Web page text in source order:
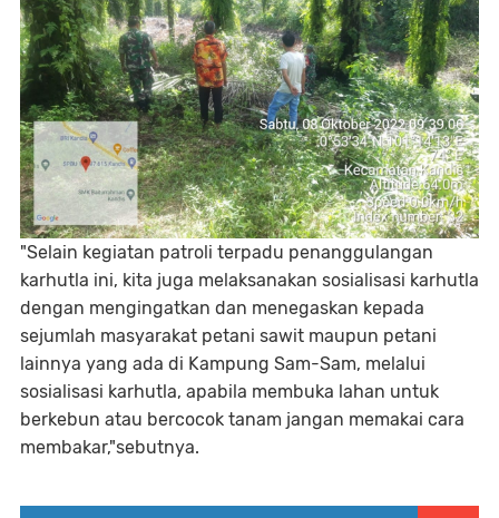
"Selain kegiatan patroli terpadu penanggulangan
karhutla ini, kita juga melaksanakan sosialisasi karhutla
dengan mengingatkan dan menegaskan kepada
sejumlah masyarakat petani sawit maupun petani
lainnya yang ada di Kampung Sam-Sam, melalui
sosialisasi karhutla, apabila membuka lahan untuk
berkebun atau bercocok tanam jangan memakai cara
membakar,"sebutnya.